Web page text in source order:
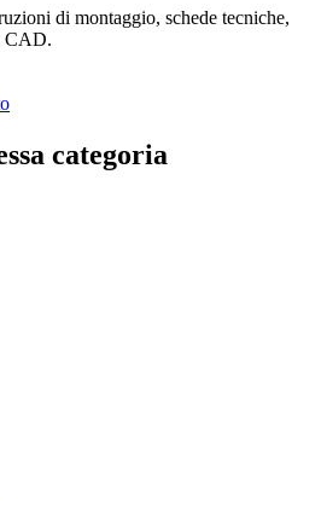
di montaggio, schede tecniche,
CAD.
categoria